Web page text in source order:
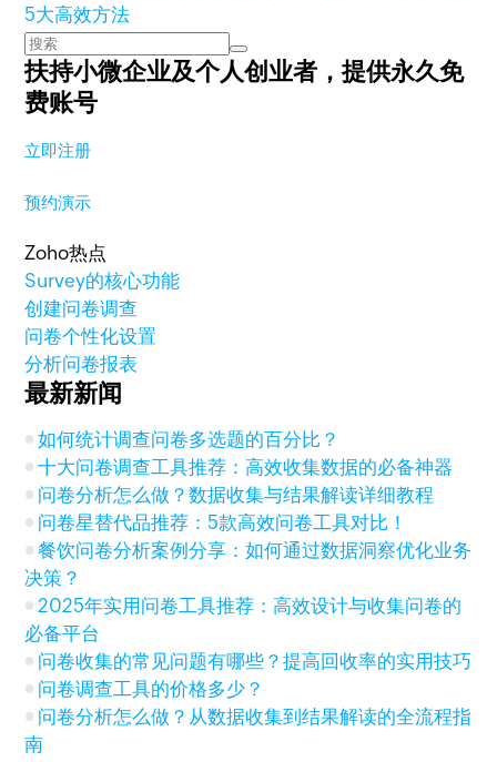
5大高效方法
扶持小微企业及个人创业者，提供永久免
费账号
立即注册
预约演示
Zoho热点
Survey的核心功能
创建问卷调查
问卷个性化设置
分析问卷报表
最新新闻
如何统计调查问卷多选题的百分比？
十大问卷调查工具推荐：高效收集数据的必备神器
问卷分析怎么做？数据收集与结果解读详细教程
问卷星替代品推荐：5款高效问卷工具对比！
餐饮问卷分析案例分享：如何通过数据洞察优化业务
决策？
2025年实用问卷工具推荐：高效设计与收集问卷的
必备平台
问卷收集的常见问题有哪些？提高回收率的实用技巧
问卷调查工具的价格多少？
问卷分析怎么做？从数据收集到结果解读的全流程指
南